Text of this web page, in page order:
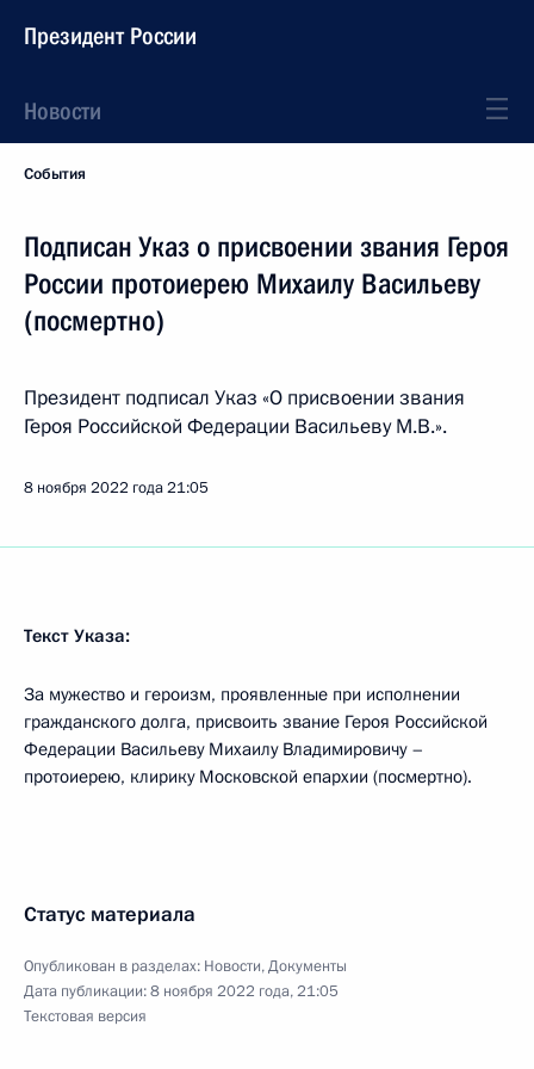
Президент России
Новости
События
Подписан Указ о присвоении звания Героя
России протоиерею Михаилу Васильеву
(посмертно)
Президент подписал Указ «О присвоении звания
Героя Российской Федерации Васильеву М.В.».
8 ноября 2022 года21:05
Текст Указа:
За мужество и героизм, проявленные при исполнении
гражданского долга, присвоить звание Героя Российской
Федерации Васильеву Михаилу Владимировичу –
протоиерею, клирику Московской епархии (посмертно).
Статус материала
Опубликован в разделах: Новости,Документы
Дата публикации:8 ноября 2022 года, 21:05
Текстовая версия